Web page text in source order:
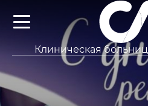
Клиническая